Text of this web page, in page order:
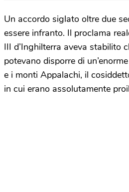
Un accordo siglato oltre due
essere infranto. Il proclama
III d’Inghilterra aveva stabilito
potevano disporre di
e i monti Appalachi, il
in cui erano assolutamente